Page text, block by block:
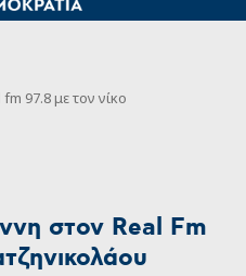
97.8 με τον νίκο
στον Real Fm